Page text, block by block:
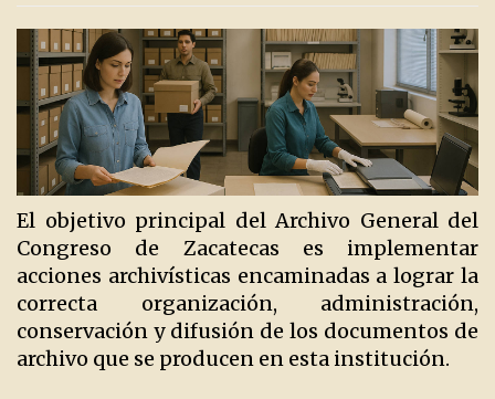
El objetivo principal del Archivo General del
Congreso de Zacatecas es implementar
acciones archivísticas encaminadas a lograr la
correcta organización, administración,
conservación y difusión de los documentos de
archivo que se producen en esta institución.